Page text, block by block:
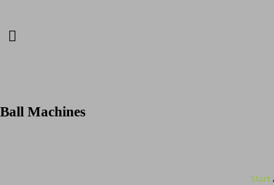
Ball Machines
Start